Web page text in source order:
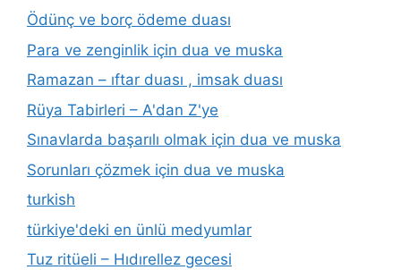
Ödünç ve borç ödeme duası
Para ve zenginlik için dua ve muska
Ramazan – ıftar duası , imsak duası
Rüya Tabirleri – A'dan Z'ye
Sınavlarda başarılı olmak için dua ve muska
Sorunları çözmek için dua ve muska
turkish
türkiye'deki en ünlü medyumlar
Tuz ritüeli – Hıdırellez gecesi